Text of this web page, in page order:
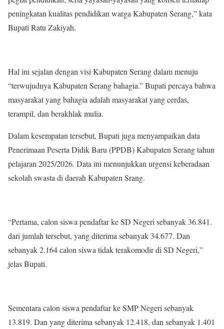
peningkatan kualitas pendidikan warga Kabupaten Serang,” kata
Bupati Ratu Zakiyah.
Hal ini sejalan dengan visi Kabupaten Serang dalam menuju
“terwujudnya Kabupaten Serang bahagia.” Bupati percaya bahwa
masyarakat yang bahagia adalah masyarakat yang cerdas,
terampil, dan berakhlak mulia.
Dalam kesempatan tersebut, Bupati juga menyampaikan data
Penerimaan Peserta Didik Baru (PPDB) Kabupaten Serang tahun
pelajaran 2025/2026. Data ini menunjukkan urgensi keberadaan
sekolah swasta di daerah Kabupaten Srang.
“Pertama, calon siswa pendaftar ke SD Negeri sebanyak 36.841.
dari jumlah tersebut, yang diterima sebanyak 34.677. Dan
sebanyak 2.164 calon siswa tidak terakomodir di SD Negeri,”
jelas Bupati.
Sementara calon siswa pendaftar ke SMP Negeri sebanyak
13.819. Dan yang diterima sebanyak 12.418, dan sebanyak 1.401